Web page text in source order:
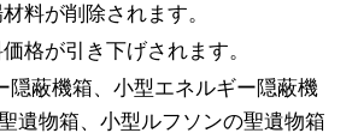
料が削除されます。
格が引き下げされます。
蔽機箱、小型エネルギー隠蔽機
遺物箱、小型ルフソンの聖遺物箱